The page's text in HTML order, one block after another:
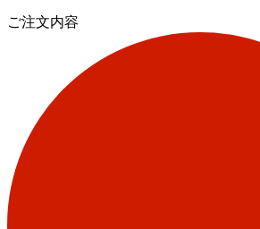
ご注文内容